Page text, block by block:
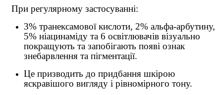
При регулярному застосуванні:
3% транексамової кислоти, 2% альфа-арбутину,
5% ніацинаміду та 6 освітлювачів візуально
покращують та запобігають появі ознак
знебарвлення та пігментації.
Це призводить до придбання шкірою
яскравішого вигляду і рівномірного тону.